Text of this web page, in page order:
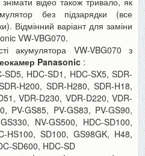
без підзарядки (все
Відмінний варіант для заміни
VW-VBG070.
акумулятора VW-VBG070 з
Panasonic :
HDC-SD1, HDC-SX5, SDR-
H200, SDR-H280, SDR-H18,
VDR-D230, VDR-D220, VDR-
PV-GS85, PV-GS83, PV-GS90,
NV-GS500, HDC-SD100,
HS100, SD100, GS98GK, H48,
SD600, HDC-SD